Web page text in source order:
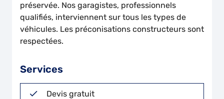
préservée. Nos garagistes, professionnels
qualifiés, interviennent sur tous les types de
véhicules. Les préconisations constructeurs sont
respectées.
Services
Devis gratuit